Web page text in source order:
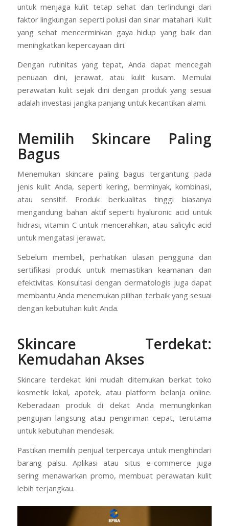
untuk menjaga kulit tetap sehat dan terlindungi dari
faktor lingkungan seperti polusi dan sinar matahari. Kulit
yang sehat mencerminkan gaya hidup yang baik dan
meningkatkan kepercayaan diri.
Dengan rutinitas yang tepat, Anda dapat mencegah
penuaan dini, jerawat, atau kulit kusam. Memulai
perawatan kulit sejak dini dengan produk yang sesuai
adalah investasi jangka panjang untuk kecantikan alami.
Memilih Skincare Paling
Bagus
Menemukan skincare paling bagus tergantung pada
jenis kulit Anda, seperti kering, berminyak, kombinasi,
atau sensitif. Produk berkualitas tinggi biasanya
mengandung bahan aktif seperti hyaluronic acid untuk
hidrasi, vitamin C untuk mencerahkan, atau salicylic acid
untuk mengatasi jerawat.
Sebelum membeli, perhatikan ulasan pengguna dan
sertifikasi produk untuk memastikan keamanan dan
efektivitas. Konsultasi dengan dermatologis juga dapat
membantu Anda menemukan pilihan terbaik yang sesuai
dengan kebutuhan kulit Anda.
Skincare Terdekat:
Kemudahan Akses
Skincare terdekat kini mudah ditemukan berkat toko
kosmetik lokal, apotek, atau platform belanja online.
Keberadaan produk di dekat Anda memungkinkan
pengujian langsung atau pengiriman cepat, terutama
untuk kebutuhan mendesak.
Pastikan memilih penjual terpercaya untuk menghindari
barang palsu. Aplikasi atau situs e-commerce juga
sering menawarkan promo, membuat perawatan kulit
lebih terjangkau.